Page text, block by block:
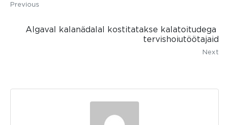
Previous
Algaval kalanädalal kostitatakse kalatoitudega
tervishoiutöötajaid
Next